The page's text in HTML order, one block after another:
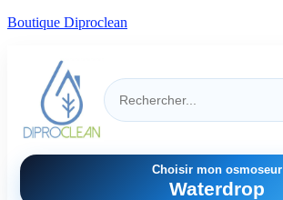
Boutique Diproclean
Choisir mon osmoseur
Waterdrop